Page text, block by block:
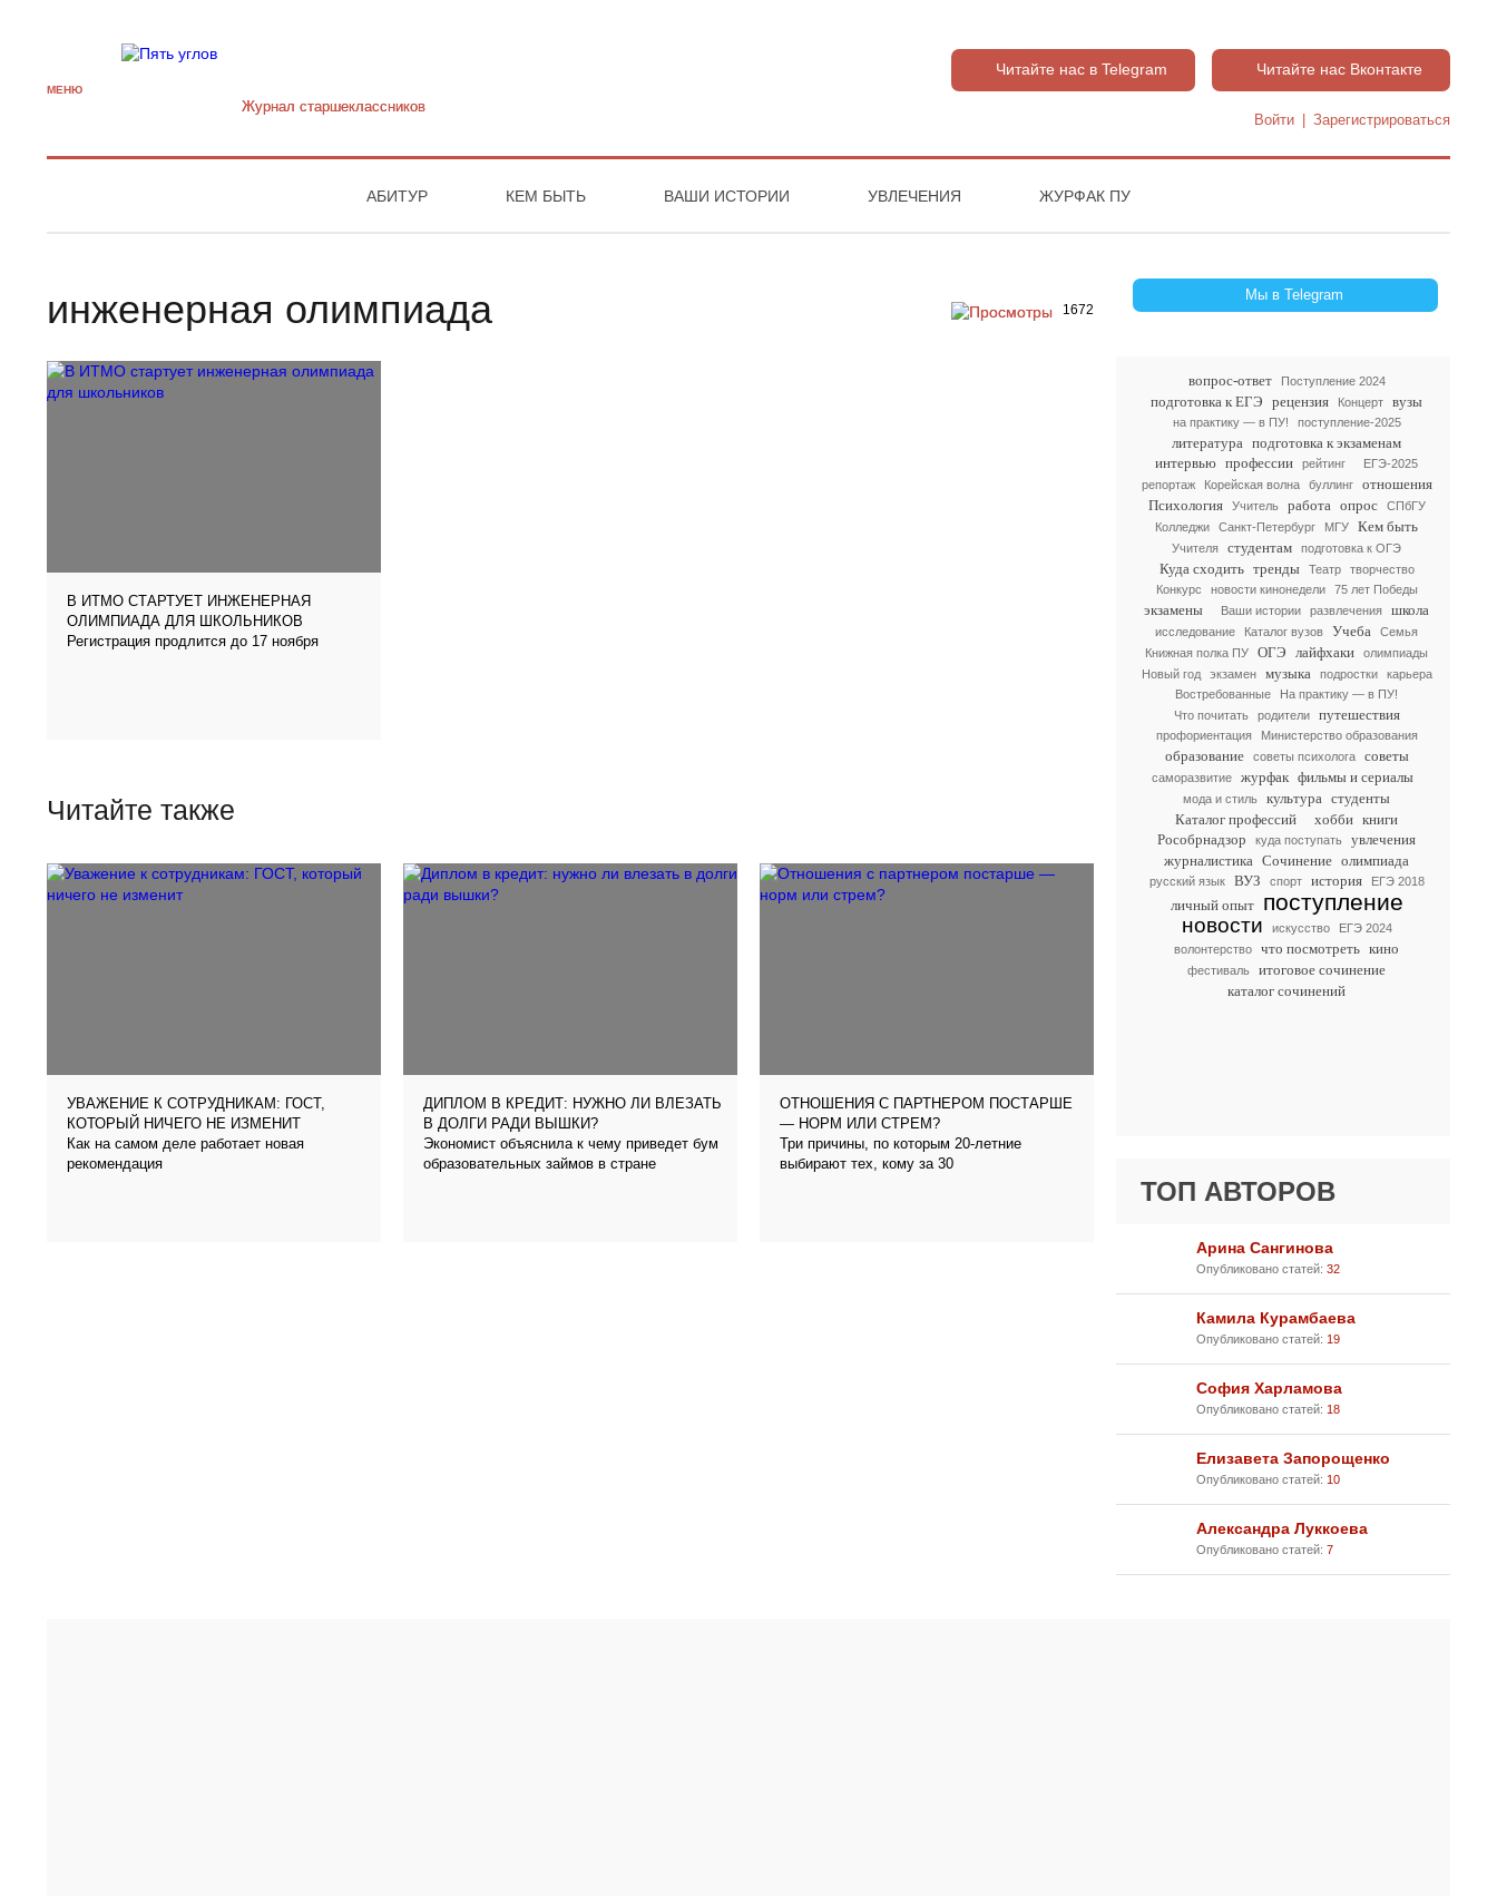
МЕНЮ
Журнал старшекласcников
Читайте нас в Telegram Читайте нас Вконтакте
Войти Зарегистрироваться
АБИТУР КЕМ БЫТЬ ВАШИ ИСТОРИИ УВЛЕЧЕНИЯ ЖУРФАК ПУ
Мы в Telegram
вопрос-ответ Поступление 2024
подготовка к ЕГЭ рецензия Концерт вузы
на практику — в ПУ! поступление-2025
литература подготовка к экзаменам
интервью профессии рейтинг
ЕГЭ-2025
репортаж
Корейская волна буллинг
отношения
Психология
Учитель работа опрос
СПбГУ
Колледжи
Санкт-Петербург МГУ Кем быть
Учителя студентам подготовка к ОГЭ
Куда сходить тренды Театр
творчество
Конкурс
новости кинонедели 75 лет Победы
экзамены Ваши истории развлечения школа
исследование Каталог вузов Учеба
Семья
Книжная полка ПУ
ОГЭ лайфхаки
олимпиады
Новый год
экзамен музыка подростки
карьера
Востребованные
На практику — в ПУ!
Что почитать
родители путешествия
профориентация Министерство образования
образование советы психолога советы
саморазвитие журфак фильмы и сериалы
мода и стиль культура студенты
Каталог профессий
хобби книги
Рособрнадзор
куда поступать
увлечения
журналистика Сочинение олимпиада
русский язык ВУЗ спорт история ЕГЭ 2018
личный опыт поступление
новости искусство
ЕГЭ 2024
волонтерство
что посмотреть кино
фестиваль
итоговое сочинение
каталог сочинений
ТОП АВТОРОВ
Арина Сангинова
Опубликовано статей: 32
Камила Курамбаева
Опубликовано статей: 19
София Харламова
Опубликовано статей: 18
Елизавета Запорощенко
Опубликовано статей: 10
Александра Луккоева
Опубликовано статей: 7
1672
инженерная олимпиада
В ИТМО СТАРТУЕТ ИНЖЕНЕРНАЯ
ОЛИМПИАДА ДЛЯ ШКОЛЬНИКОВ
Регистрация продлится до 17 ноября
Читайте также
УВАЖЕНИЕ К СОТРУДНИКАМ: ГОСТ,
КОТОРЫЙ НИЧЕГО НЕ ИЗМЕНИТ
Как на самом деле работает новая
рекомендация
ДИПЛОМ В КРЕДИТ: НУЖНО ЛИ ВЛЕЗАТЬ
В ДОЛГИ РАДИ ВЫШКИ?
Экономист объяснила к чему приведет бум
образовательных займов в стране
ОТНОШЕНИЯ С ПАРТНЕРОМ ПОСТАРШЕ
— НОРМ ИЛИ СТРЕМ?
Три причины, по которым 20-летние
выбирают тех, кому за 30